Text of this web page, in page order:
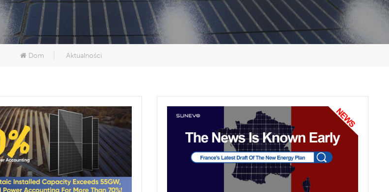
Dom Aktualności